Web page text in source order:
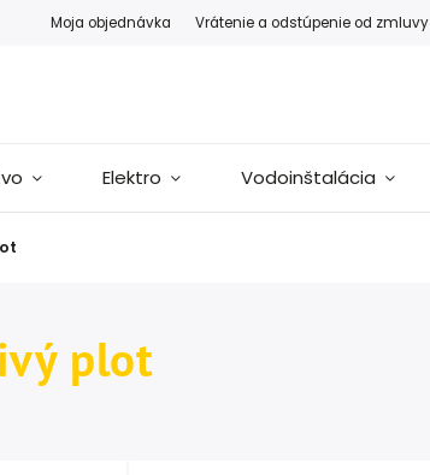
Moja objednávka Vrátenie a odstúpenie od zmluvy
Elektro Vodoinštalácia
plot